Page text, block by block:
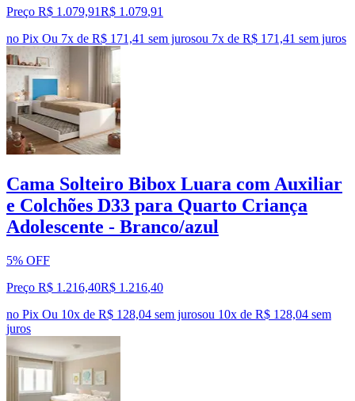
Preço R$ 1.079,91R$ 1.079,91
no Pix Ou 7x de R$ 171,41 sem jurosou 7x de R$ 171,41 sem juros
Cama Solteiro Bibox Luara com Auxiliar
e Colchões D33 para Quarto Criança
Adolescente - Branco/azul
5% OFF
Preço R$ 1.216,40R$ 1.216,40
no Pix Ou 10x de R$ 128,04 sem jurosou 10x de R$ 128,04 sem
juros